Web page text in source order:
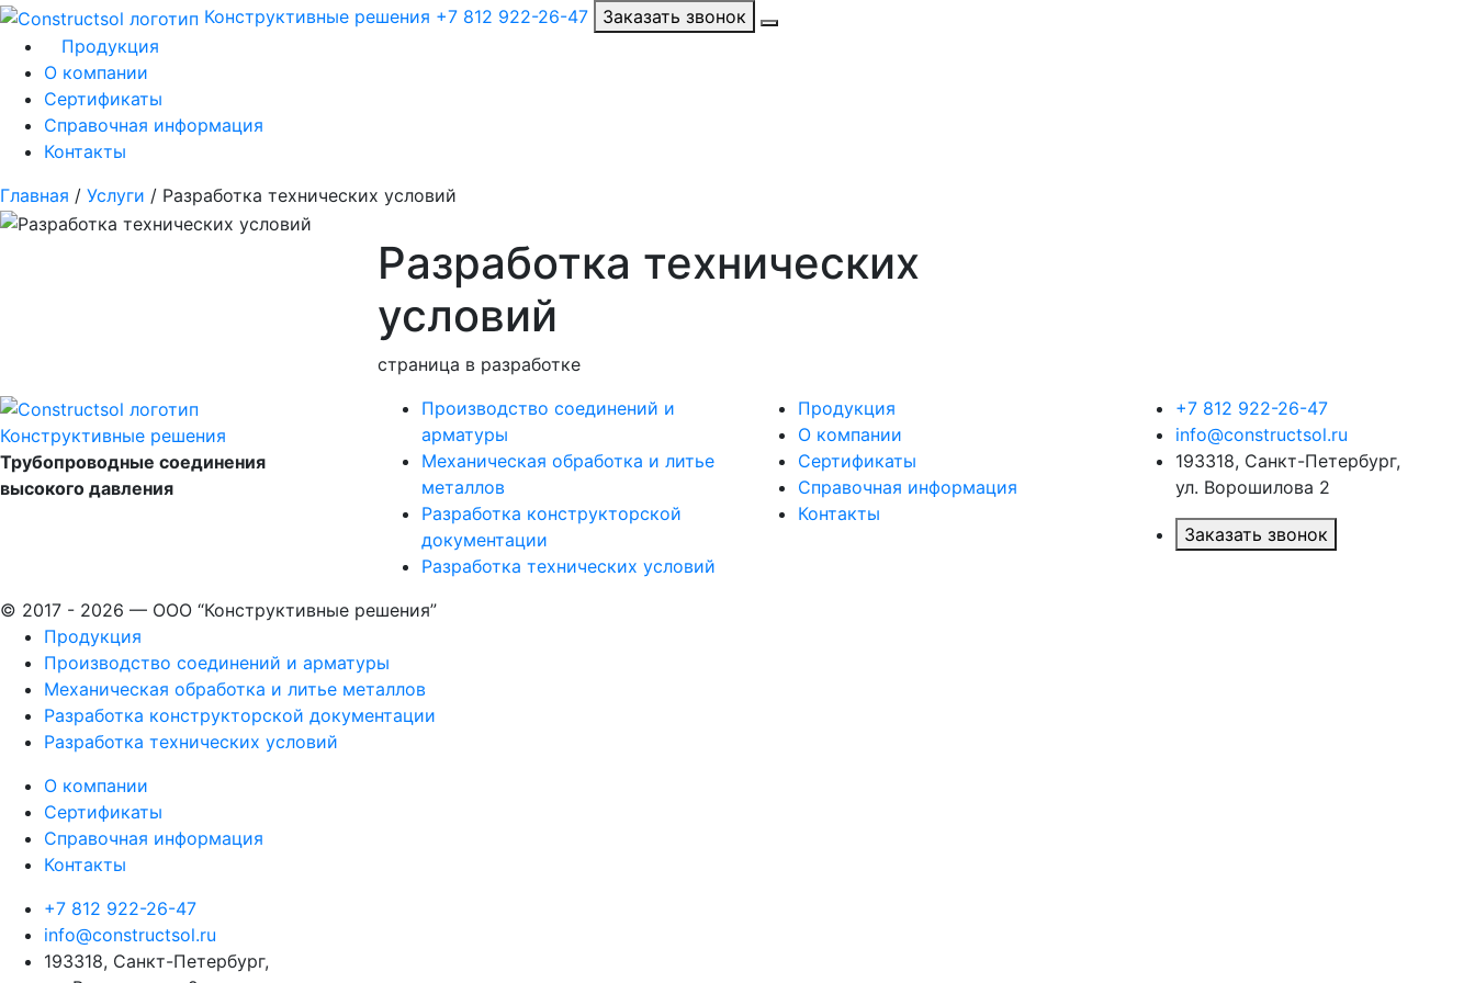
Конструктивные решения +7 812 922-26-47
Заказать звонок
Продукция
О компании
Сертификаты
Справочная информация
Контакты
Главная / Услуги / Разработка технических условий
Разработка технических
условий
страница в разработке
Конструктивные решения
Трубопроводные соединения
высокого давления
Производство соединений и
арматуры​
Механическая обработка и литье
металлов
Разработка конструкторской
документации
Разработка технических условий
Продукция
О компании
Сертификаты
Справочная информация
Контакты
+7 812 922-26-47
info@constructsol.ru
193318, Санкт-Петербург,
ул. Ворошилова 2
Заказать звонок
© 2017 - 2026 — ООО “Конструктивные решения”
Продукция
Производство соединений и арматуры​
Механическая обработка и литье металлов
Разработка конструкторской документации
Разработка технических условий
О компании
Сертификаты
Справочная информация
Контакты
+7 812 922-26-47
info@constructsol.ru
193318, Санкт-Петербург,